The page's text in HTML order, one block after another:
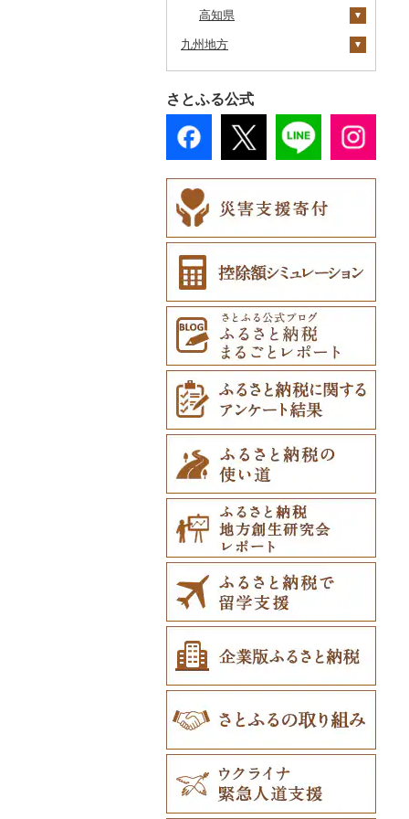
奥尻町
網走市
浦河町
広尾町
中札内村
滝川市
比布町
鶴居村
苫前町
当別町
占冠村
上士幌町
平取町
七飯町
北見市
登別市
訓子府町
室蘭市
倶知安町
天塩町
京極町
新十津川町
江別市
蘭越町
幌加内町
古平町
外ヶ浜町
つがる市
弘前市
鰺ヶ沢町
むつ市
田舎館村
三沢市
北上市
平泉町
洋野町
大船渡市
山田町
大槌町
女川町
気仙沼市
美里町
松島町
大和町
大郷町
仙台市
角田市
涌谷町
東松島市
鹿角市
大仙市
八郎潟町
戸沢村
舟形町
最上町
真室川町
寒河江市
西川町
山形市
大江町
米沢市
三春町
本宮市
柳津町
鮫川村
福島市
新地町
三島町
矢吹町
国見町
檜枝岐村
喜多方市
南相馬市
会津若松市
大熊町
浅川町
相馬市
中島村
川内村
平田村
飯舘村
矢祭町
楢葉町
湯川村
笠間市
行方市
結城市
城里町
水戸市
鉾田市
石岡市
坂東市
小美玉市
日立市
大子町
鹿嶋市
阿見町
那珂市
筑西市
八千代町
古河市
芳賀町
野木町
藤岡市
邑楽町
板倉町
嬬恋村
草津町
高崎市
大泉町
中之条町
日高市
蓮田市
川越市
宮代町
吉見町
東松山市
志木市
桶川市
加須市
三郷市
八潮市
越生町
さいたま市
鴻巣市
嵐山町
越谷市
小川町
本庄市
熊谷市
白岡市
ときがわ町
朝霞市
美里町
行田市
深谷市
東庄町
館山市
大網白里市
一宮町
佐倉市
木更津市
野田市
鴨川市
印西市
神崎町
船橋市
千葉市
白井市
成田市
富津市
浦安市
松戸市
匝瑳市
市川市
市原市
多摩市
稲城市
世田谷区
日の出町
板橋区
渋谷区
新宿区
青梅市
国立市
品川区
福生市
小平市
文京区
大田区
豊島区
西東京市
羽村市
横須賀市
三浦市
大磯町
箱根町
横浜市
茅ヶ崎市
厚木市
相模原市
座間市
二宮町
村上市
妙高市
聖籠町
刈羽村
湯沢町
新潟市
早川町
南部町
昭和町
甲府市
甲州市
丹波山村
立科町
東御市
中野市
豊丘村
売木村
小諸市
箕輪町
王滝村
千曲市
辰野町
茅野市
喬木村
阿智村
小川村
宮田村
飯綱町
栄村
坂城町
富士見町
塩尻市
諏訪市
小谷村
松川村
生坂村
南相木村
高山市
郡上市
白川村
御嵩町
海津市
関ケ原町
笠松町
土岐市
岐阜県（県庁）
下呂市
多治見市
垂井町
恵那市
白川町
各務原市
美濃市
揖斐川町
北方町
可児市
岐阜市
坂祝町
熱海市
掛川市
伊豆の国市
小山町
森町
川根本町
御前崎市
西伊豆町
清水町
南伊豆町
松崎町
湖西市
磐田市
三島市
静岡県（県庁）
牧之原市
菊川市
蒲郡市
東郷町
犬山市
弥富市
東海市
新城市
瀬戸市
半田市
あま市
岩倉市
小牧市
愛西市
長久手市
豊川市
尾張旭市
稲沢市
知立市
日進市
常滑市
東浦町
高浜市
豊明市
津島市
美浜町
刈谷市
名張市
東員町
玉城町
南山城村
京都市
舞鶴市
和束町
八幡市
京田辺市
松原市
柏原市
羽曳野市
大阪府（府庁）
吹田市
河南町
高槻市
箕面市
太子町
岬町
千早赤阪村
東大阪市
摂津市
島本町
高石市
田尻町
堺市
大東市
門真市
大阪市
養父市
南あわじ市
洲本市
猪名川町
尼崎市
加西市
淡路市
香美町
芦屋市
神戸市
川西市
三田市
赤穂市
相生市
姫路市
伊丹市
兵庫県（県庁）
播磨町
たつの市
斑鳩町
平群町
黒滝村
御所市
上牧町
明日香村
奈良市
野迫川村
葛城市
三宅町
生駒市
東吉野村
五條市
香芝市
桜井市
橿原市
奈良県（県庁）
下市町
紀の川市
上富田町
白浜町
由良町
すさみ町
日高町
印南町
みなべ町
かつらぎ町
田辺市
北山村
串本町
新庄村
高梁市
勝央町
倉敷市
矢掛町
鏡野町
安芸高田市
佐那河内村
北島町
吉野川市
高知県
香美市
馬路村
芸西村
須崎市
日高村
黒潮町
奈半利町
土佐市
津野町
高知県（県庁）
四万十町
大川村
いの町
土佐町
安田町
南国市
大月町
三原村
香南市
大豊町
田野町
高知市
東洋町
越知町
九州地方
福岡県
那珂川市
添田町
大刀洗町
苅田町
春日市
上毛町
中間市
太宰府市
赤村
須恵町
香春町
飯塚市
志免町
筑紫野市
東峰村
古賀市
久山町
大野城市
宗像市
水巻町
岡垣町
豊前市
佐賀県
嬉野市
佐賀県（県庁）
江北町
多久市
伊万里市
神埼市
有田町
基山町
上峰町
吉野ヶ里町
鹿島市
小城市
佐賀市
大町町
玄海町
白石町
太良町
長崎県
松浦市
諫早市
長与町
対馬市
長崎県（県庁）
佐世保市
南島原市
波佐見町
長崎市
川棚町
島原市
五島市
雲仙市
壱岐市
大村市
佐々町
平戸市
熊本県
湯前町
菊池市
山江村
宇城市
西原村
水上村
高森町
大津町
和水町
長洲町
天草市
多良木町
五木村
あさぎり町
南関町
津奈木町
小国町
人吉市
宇土市
大分県
九重町
竹田市
別府市
中津市
豊後大野市
杵築市
日出町
津久見市
豊後高田市
宇佐市
佐伯市
臼杵市
国東市
日田市
姫島村
玖珠町
大分県（県庁）
宮崎県
宮崎市
木城町
川南町
三股町
都城市
椎葉村
日向市
日之影町
新富町
綾町
門川町
宮崎県（県庁）
国富町
高千穂町
西都市
西米良村
延岡市
串間市
指宿市
龍郷町
中種子町
出水市
いちき串木野市
徳之島町
湧水町
垂水市
南さつま市
屋久島町
奄美市
和泊町
長島町
薩摩川内市
大崎町
曽於市
鹿屋市
宇検村
沖縄県
うるま市
嘉手納町
北谷町
宮古島市
八重瀬町
座間味村
糸満市
北中城村
久米島町
南城市
北大東村
大宜味村
浦添市
本部町
今帰仁村
与那原町
豊見城市
さとふる公式